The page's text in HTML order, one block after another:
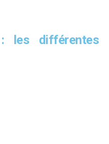
: les différentes